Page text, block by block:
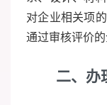
对企业相关项
通过审核评价
二、办